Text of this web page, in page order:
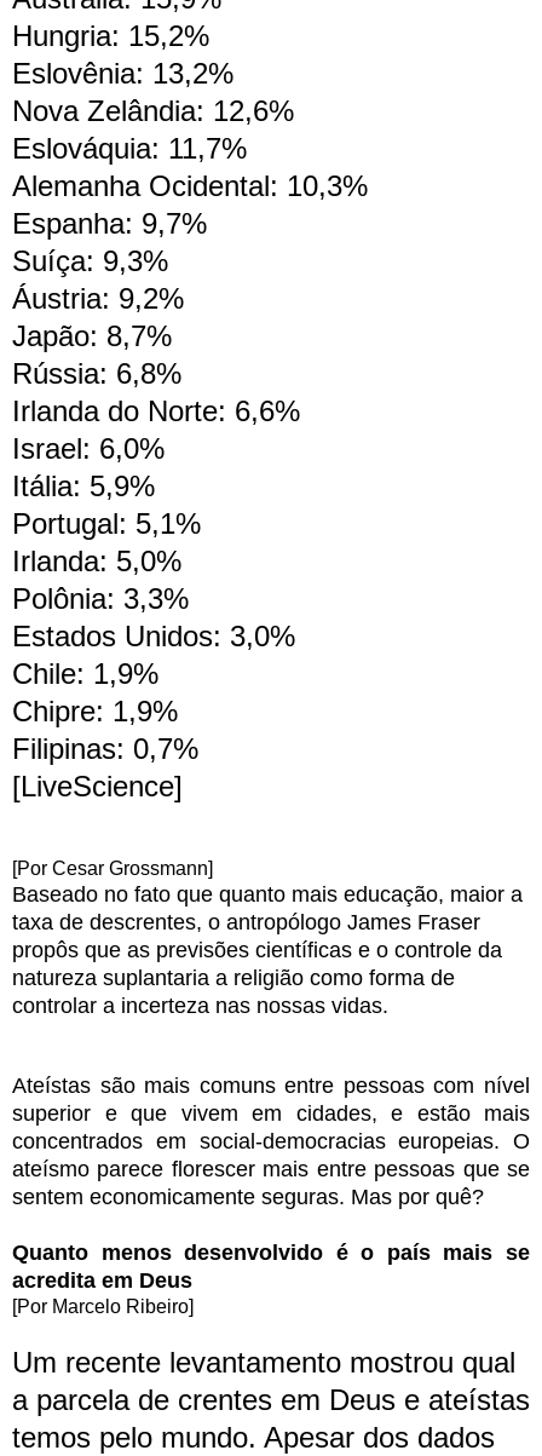
Hungria: 15,2%
Eslovênia: 13,2%
Nova Zelândia: 12,6%
Eslováquia: 11,7%
Alemanha Ocidental: 10,3%
Espanha: 9,7%
Suíça: 9,3%
Áustria: 9,2%
Japão: 8,7%
Rússia: 6,8%
Irlanda do Norte: 6,6%
Israel: 6,0%
Itália: 5,9%
Portugal: 5,1%
Irlanda: 5,0%
Polônia: 3,3%
Estados Unidos: 3,0%
Chile: 1,9%
Chipre: 1,9%
Filipinas: 0,7%
[LiveScience]
[Por Cesar Grossmann]
Baseado no fato que quanto mais educação, maior a
taxa de descrentes, o antropólogo James Fraser
propôs que as previsões científicas e o controle da
natureza suplantaria a religião como forma de
controlar a incerteza nas nossas vidas.
Ateístas são mais comuns entre pessoas com nível
superior e que vivem em cidades, e estão mais
concentrados em social-democracias europeias. O
ateísmo parece florescer mais entre pessoas que se
sentem economicamente seguras. Mas por quê?
Quanto menos desenvolvido é o país mais se
acredita em Deus
[Por Marcelo Ribeiro]
Um recente levantamento mostrou qual
a parcela de crentes em Deus e ateístas
temos pelo mundo. Apesar dos dados